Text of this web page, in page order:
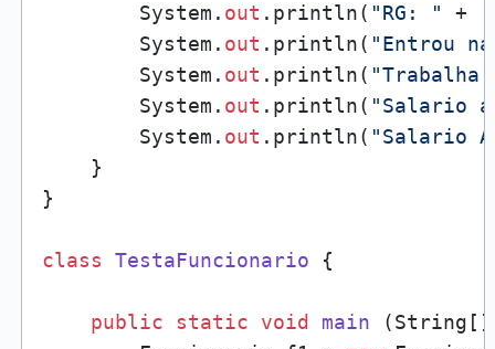
        System.
out .println( "RG: "
+
        System.
out .println( "Entrou
        System.
out .println( "Trabalha
        System.
out .println( "Salario
        System.
out .println( "Salario
    }
}
class TestaFuncionario {
public static void main (String[]